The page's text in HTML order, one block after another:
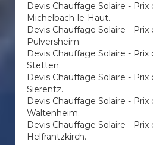
Devis Chauffage Solaire -
Michelbach-le-Haut.
Devis Chauffage Solaire -
Pulversheim.
Devis Chauffage Solaire -
Stetten.
Devis Chauffage Solaire -
Sierentz.
Devis Chauffage Solaire -
Waltenheim.
Devis Chauffage Solaire -
Helfrantzkirch.